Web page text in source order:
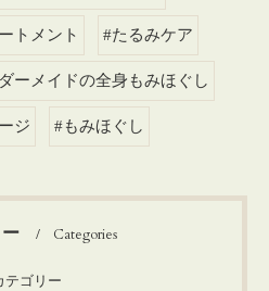
トメント #たるみケア
ーメイドの全身もみほぐし
ジ #もみほぐし
Categories
テゴリー